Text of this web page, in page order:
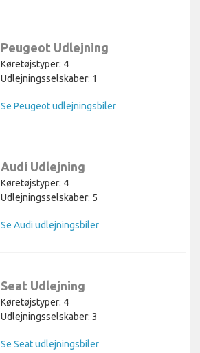
Peugeot Udlejning
Køretøjstyper: 4
Udlejningsselskaber: 1
Se Peugeot udlejningsbiler
Audi Udlejning
Køretøjstyper: 4
Udlejningsselskaber: 5
Se Audi udlejningsbiler
Seat Udlejning
Køretøjstyper: 4
Udlejningsselskaber: 3
Se Seat udlejningsbiler